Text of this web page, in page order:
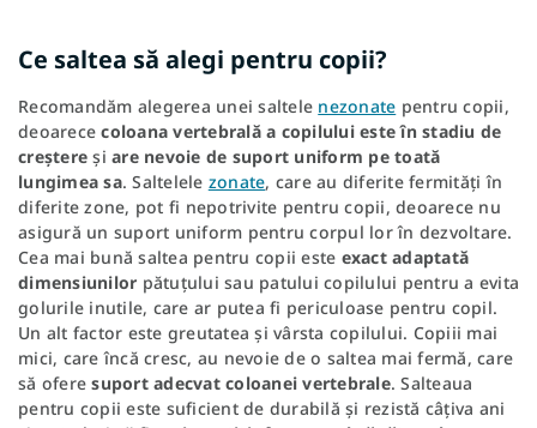
Ce saltea să alegi pentru copii?
Recomandăm alegerea unei saltele nezonate pentru copii,
deoarececoloana vertebrală a copilului este în stadiu de
creștere și are nevoie de suport uniform pe toată
lungimea sa. Saltelele zonate, care au diferite fermități în
diferite zone, pot fi nepotrivite pentru copii, deoarece nu
asigură un suport uniform pentru corpul lor în dezvoltare.
Cea mai bună saltea pentru copii este exact adaptată
dimensiunilor pătuțului sau patului copilului pentru a evita
golurile inutile, care ar putea fi periculoase pentru copil.
Un alt factor este greutatea și vârsta copilului. Copiii mai
mici, care încă cresc, au nevoie de o saltea mai fermă, care
să oferesuport adecvat coloanei vertebrale. Salteaua
pentru copii este suficient de durabilă și rezistă câțiva ani